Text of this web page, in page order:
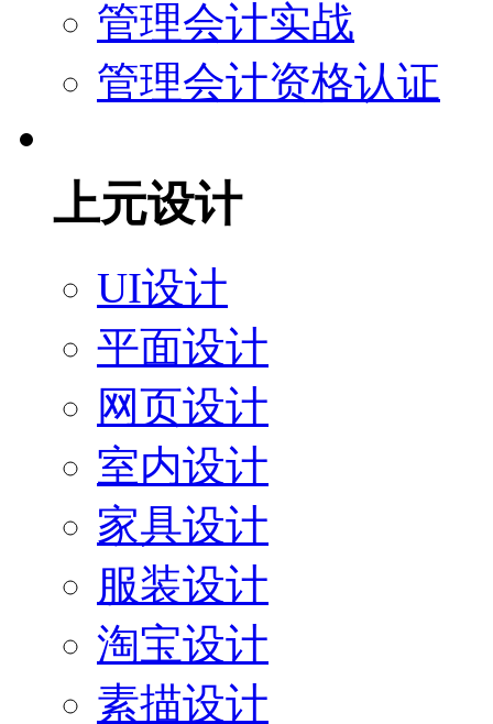
管理会计实战
管理会计资格认证
上元设计
UI设计
平面设计
网页设计
室内设计
家具设计
服装设计
淘宝设计
素描设计